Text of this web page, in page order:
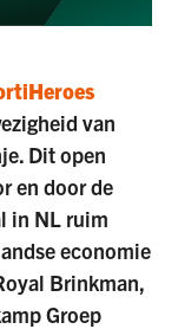
van
Dit open
en door de
in NL ruim
economie
Brinkman,
Groep